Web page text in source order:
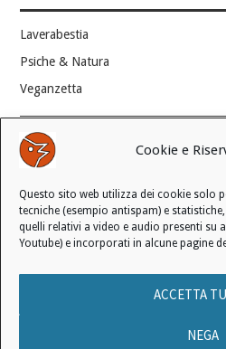
Cookie e
Questo sito web utilizza dei cookie solo
tecniche (esempio antispam) e
quelli relativi a video e audio presenti su
Youtube) e incorporati in alcune pagine
ACCETTA
NEGA
Laverabestia
Psiche & Natura
Veganzetta
Modifica consenso ai cookie
REVOCA IL TUO CONSENSO
Stato attuale: Negato
INFORMATIVA SUI